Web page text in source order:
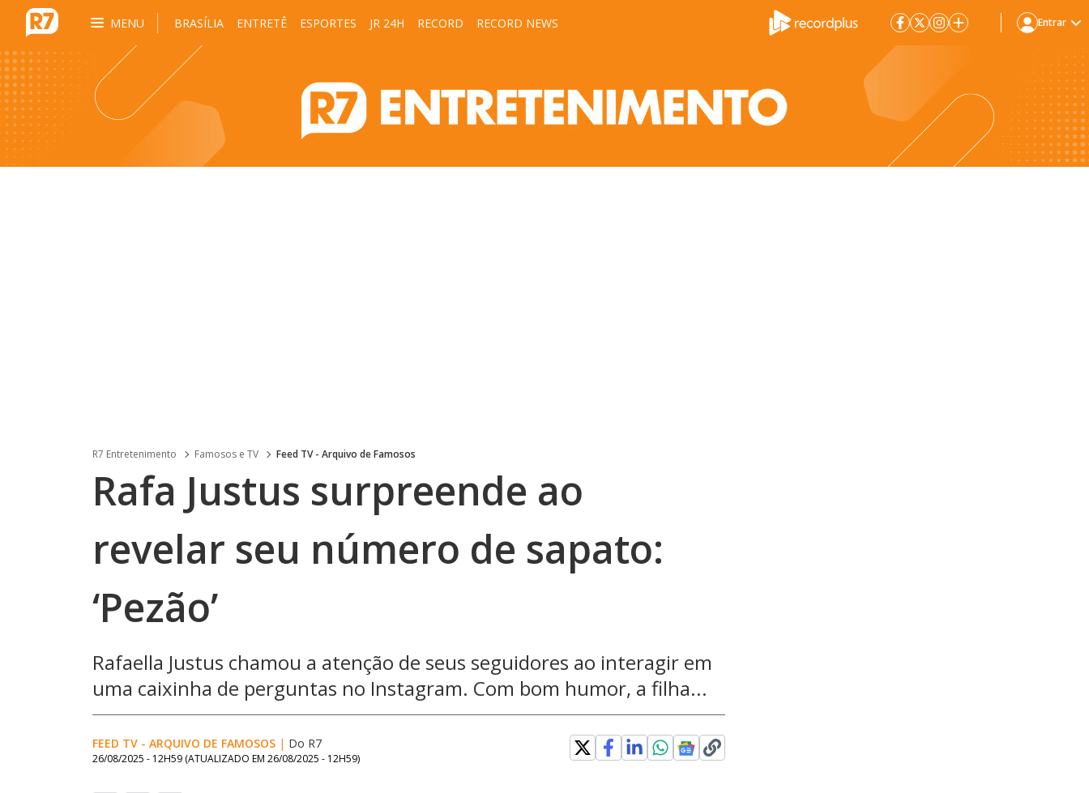
MENU BRASÍLIA ENTRETÊ ESPORTES JR 24H RECORD RECORD NEWS Entrar
R7 Entretenimento Famosos e TV Feed TV - Arquivo de Famosos
Rafa Justus surpreende ao
revelar seu número de sapato:
‘Pezão’
Rafaella Justus chamou a atenção de seus seguidores ao interagir em
uma caixinha de perguntas no Instagram. Com bom humor, a filha...
FEED TV - ARQUIVO DE FAMOSOS | Do R7
26/08/2025 - 12H59 (ATUALIZADO EM 26/08/2025 - 12H59)